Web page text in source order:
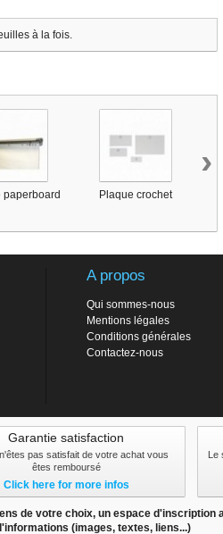
à la fois.
paperboard Plaque crochet
›
A propos
Qui sommes-nous
Mentions légales
Conditions générales
Contactez-nous
Garantie satisfaction
pas satisfait de votre achat vous
êtes remboursé
Click here for more infos
Le
de votre choix, un espace d'inscription
(images, textes, liens...)